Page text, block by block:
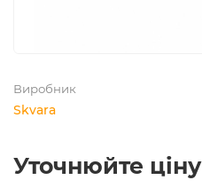
Виробник
Skvara
Уточнюйте ціну